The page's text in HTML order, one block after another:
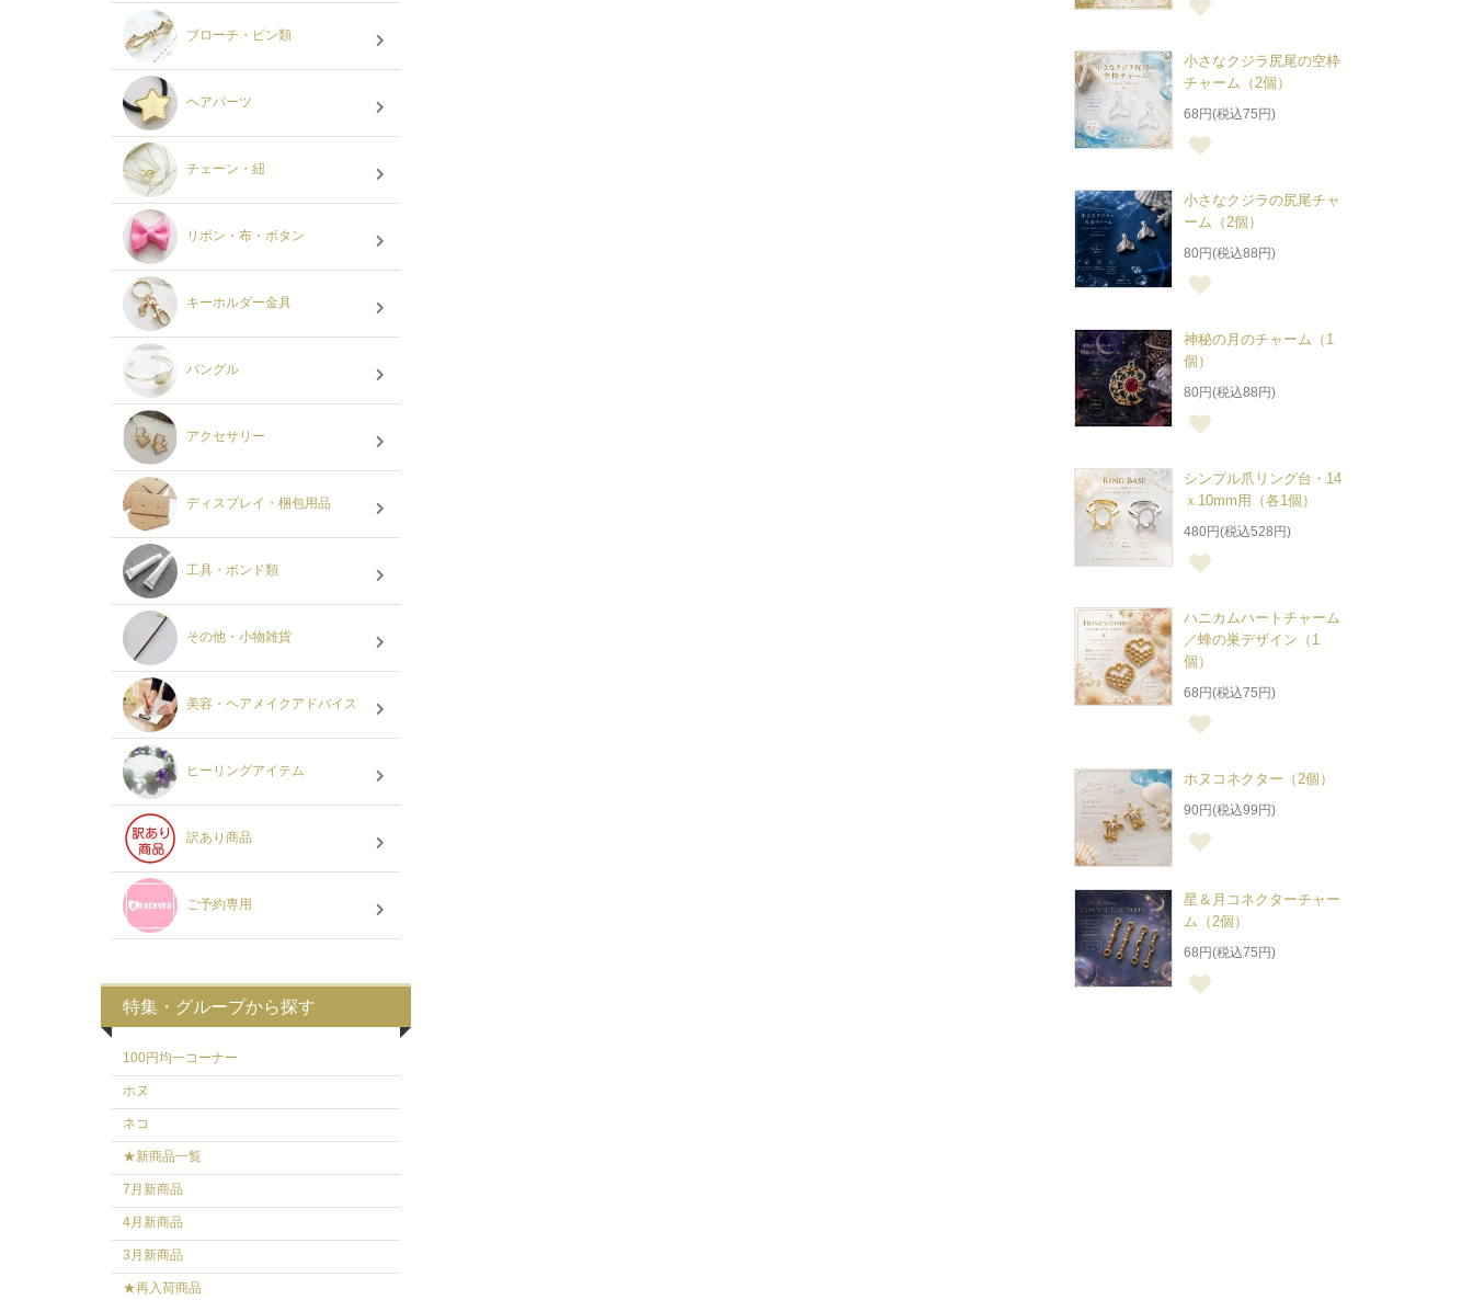
ブローチ・ピン類
ヘアパーツ
チェーン・紐
リボン・布・ボタン
キーホルダー金具
バングル
アクセサリー
ディスプレイ・梱包用品
工具・ボンド類
その他・小物雑貨
美容・ヘアメイクアドバイス
ヒーリングアイテム
訳あり商品
ご予約専用
特集・グループから探す
100円均一コーナー
ホヌ
ネコ
★新商品一覧
7月新商品
4月新商品
3月新商品
★再入荷商品
小さなクジラ尻尾の空枠
チャーム（2個）
68円(税込75円)
小さなクジラの尻尾チャ
ーム（2個）
80円(税込88円)
神秘の月のチャーム（1
個）
80円(税込88円)
シンプル爪リング台・14
ｘ10mm用（各1個）
480円(税込528円)
ハニカムハートチャーム
／蜂の巣デザイン（1
個）
68円(税込75円)
ホヌコネクター（2個）
90円(税込99円)
星＆月コネクターチャー
ム（2個）
68円(税込75円)